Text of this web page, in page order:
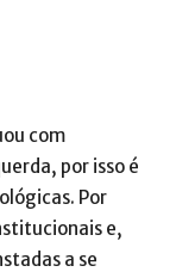
com
por isso é
Por
e,
a se